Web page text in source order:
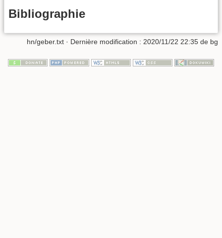
Bibliographie
hn/geber.txt · Dernière modification : 2020/11/22 22:35 de bg